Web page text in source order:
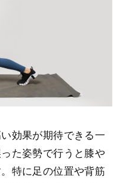
効果が期待できる一
た姿勢で行うと膝や
特に足の位置や背筋